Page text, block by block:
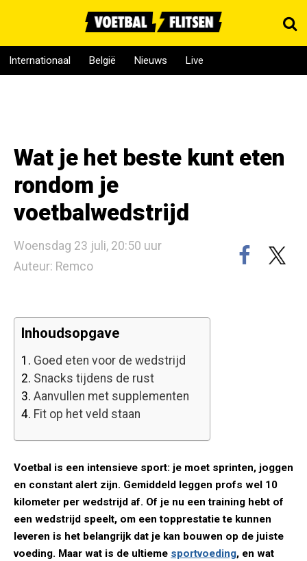
Internationaal België Nieuws Live
Wat je het beste kunt eten
rondom je
voetbalwedstrijd
Woensdag 23 juli, 20:50 uur
Auteur: Remco
Inhoudsopgave
1. Goed eten voor de wedstrijd
2. Snacks tijdens de rust
3. Aanvullen met supplementen
4. Fit op het veld staan
Voetbal is een intensieve sport: je moet sprinten, joggen
en constant alert zijn. Gemiddeld leggen profs wel 10
kilometer per wedstrijd af. Of je nu een training hebt of
een wedstrijd speelt, om een topprestatie te kunnen
leveren is het belangrijk dat je kan bouwen op de juiste
voeding. Maar wat is de ultieme sportvoeding, en wat